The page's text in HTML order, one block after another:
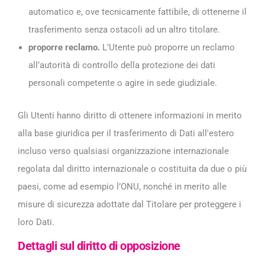
automatico e, ove tecnicamente fattibile, di ottenerne il
trasferimento senza ostacoli ad un altro titolare.
proporre reclamo. L’Utente può proporre un reclamo
all’autorità di controllo della protezione dei dati
personali competente o agire in sede giudiziale.
Gli Utenti hanno diritto di ottenere informazioni in merito
alla base giuridica per il trasferimento di Dati all'estero
incluso verso qualsiasi organizzazione internazionale
regolata dal diritto internazionale o costituita da due o più
paesi, come ad esempio l’ONU, nonché in merito alle
misure di sicurezza adottate dal Titolare per proteggere i
loro Dati.
Dettagli sul diritto di opposizione